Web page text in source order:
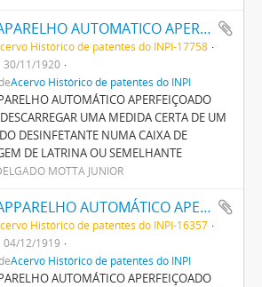
UM APARELHO AUTOMATICO APERFEIÇOADO PARA DESCARREGAR UMA MEDIDA CERTA DE UM LIQUIDO DESINFECTANTE NUMA CAIXA DE LAVAGEM DE LATRINA OU SEMELHANTE
Histórico de patentes do INPI-17758
30/11/1920
Acervo Histórico de patentes do INPI
AUTOMÁTICO APERFEIÇOADO
UMA MEDIDA CERTA DE UM
DESINFETANTE NUMA CAIXA DE
DE LATRINA OU SEMELHANTE
MOTTA JUNIOR
UM APPARELHO AUTOMÁTICO APERFEIÇOADO PARA DESCARREGAR UMA MEDIDA CERTA DE UM DESINFECTANTE LIQUIDO NUMA CAIXA DE LAVAGEM DE LATRINA OU SEMELHANTE EM CADA OPERAÇÃO DA CAIXA
Histórico de patentes do INPI-16357
04/12/1919
Acervo Histórico de patentes do INPI
AUTOMÁTICO APERFEIÇOADO